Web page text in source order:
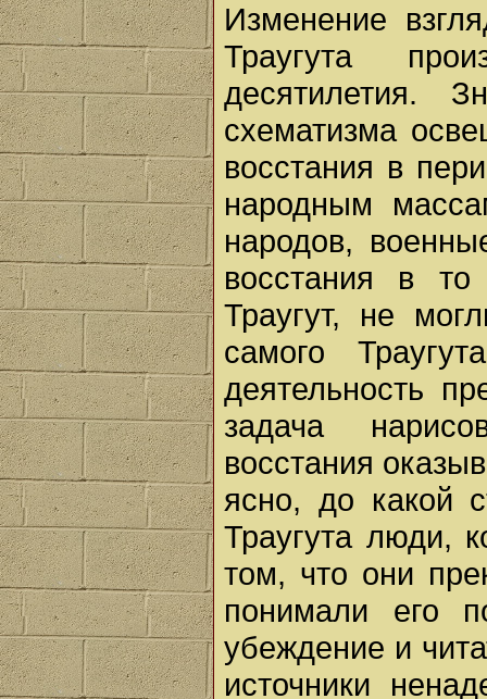
Изменение
Траугута
десятилетия.
схематизма
восстания в
народным
народов,
восстания в
Траугут, не
самого
деятельность
задача
восстания
ясно, до какой
Траугута люди,
том, что они
понимали его
убеждение и
источники